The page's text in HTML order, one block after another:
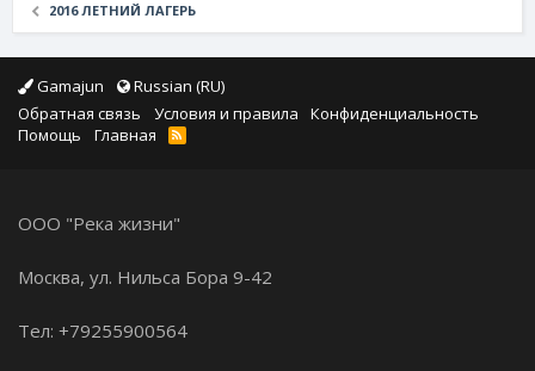
2016 ЛЕТНИЙ ЛАГЕРЬ
Gamajun
Russian (RU)
Обратная связь
Условия и правила
Конфиденциальность
Помощь
Главная
ООО "Река жизни"
Москва, ул. Нильса Бора 9-42
Тел: +79255900564